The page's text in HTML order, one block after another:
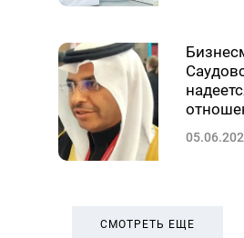
СМОТРЕТЬ ЕЩЕ